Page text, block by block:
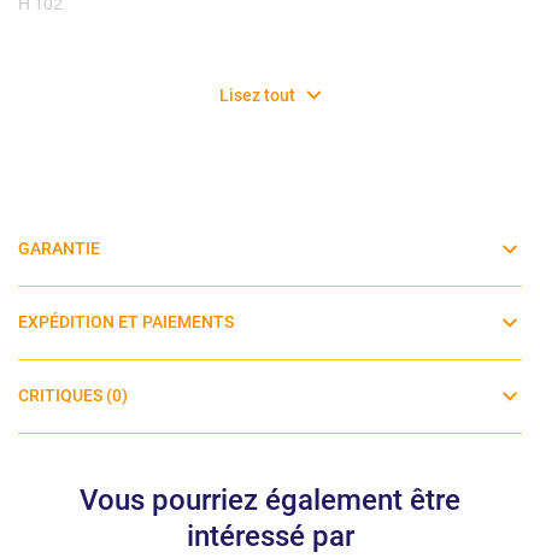
Lisez tout
GARANTIE
EXPÉDITION ET PAIEMENTS
CRITIQUES (0)
Vous pourriez également être
intéressé par